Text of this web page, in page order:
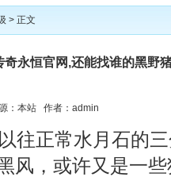
> 正文
奇永恒官网,还能找谁的黑野
：本站 作者：admin
往正常水月石的
风，或许又是一